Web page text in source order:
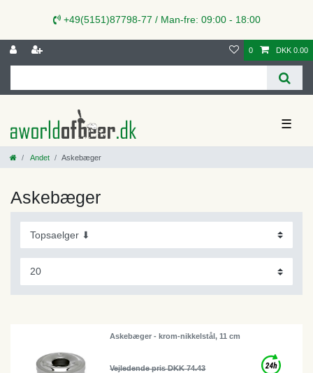
+49(5151)87798-77 / Man-fre: 09:00 - 18:00
0 DKK 0.00
☰
Andet Askebæger
Askebæger
Askebæger - krom-nikkelstål, 11 cm
Vejledende pris DKK 74.43